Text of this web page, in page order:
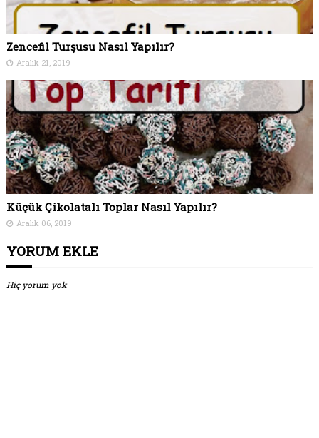
Zencefil Turşusu Nasıl Yapılır?
Aralık 21, 2019
Küçük Çikolatalı Toplar Nasıl Yapılır?
Aralık 06, 2019
YORUM EKLE
Hiç yorum yok